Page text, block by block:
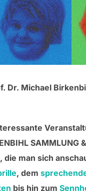
Dr. Michael
SAMMLUNG
man sich
, dem
bis hin zum